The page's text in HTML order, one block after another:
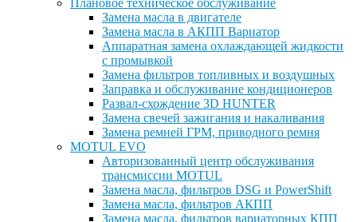
Плановое техническое обслуживание
Замена масла в двигателе
Замена масла в АКПП Вариатор
Аппаратная замена охлаждающей жидкости
с промывкой
Замена фильтров топливных и воздушных
Заправка и обслуживание кондиционеров
Развал-схождение 3D HUNTER
Замена свечей зажигания и накаливания
Замена ремней ГРМ, приводного ремня
MOTUL EVO
Авторизованный центр обслуживания
трансмиссии MOTUL
Замена масла, фильтров DSG и PowerShift
Замена масла, фильтров АКПП
Замена масла, фильтров вариаторных КПП